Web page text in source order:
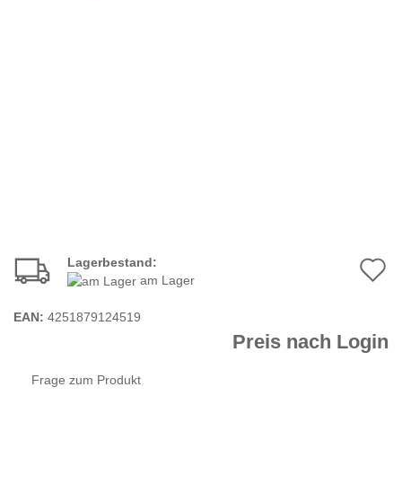
Lagerbestand:
am Lager
EAN: 4251879124519
Preis nach Login
Frage zum Produkt